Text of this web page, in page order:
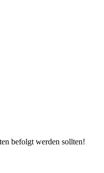
befolgt werden sollten!